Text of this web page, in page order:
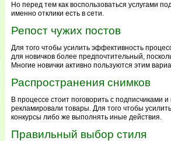
Но перед тем как воспользоваться услугами
именно отклики есть в сети.
Репост чужих постов
Для того чтобы усилить эффективность
для новичков более предпочтительный,
Многие новички активно пользуются этим
Распространения снимков
В процессе стоит поговорить с подписчиками
рекламировали товары. Для того чтобы
конкурсы либо же выполнять иные действия.
Правильный выбор стиля